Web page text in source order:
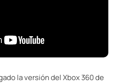
la versión del Xbox 360 de